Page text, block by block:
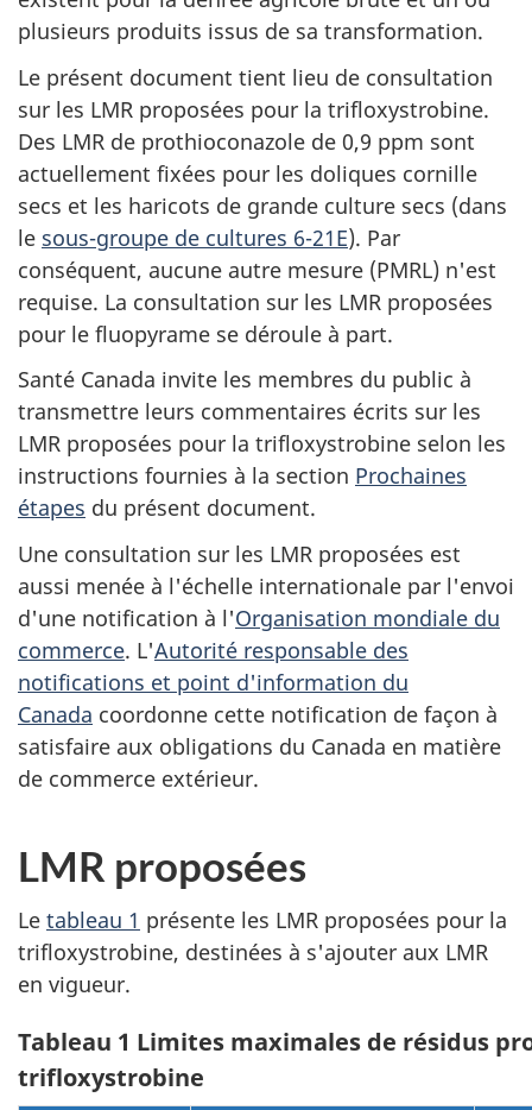
plusieurs produits issus de sa transformation.
Le présent document tient lieu de consultation
sur les LMR proposées pour la trifloxystrobine.
Des LMR de prothioconazole de 0,9 ppm sont
actuellement fixées pour les doliques cornille
secs et les haricots de grande culture secs (dans
le sous-groupe de cultures 6-21E). Par
conséquent, aucune autre mesure (PMRL) n'est
requise. La consultation sur les LMR proposées
pour le fluopyrame se déroule à part.
Santé Canada invite les membres du public à
transmettre leurs commentaires écrits sur les
LMR proposées pour la trifloxystrobine selon les
instructions fournies à la section Prochaines
étapes du présent document.
Une consultation sur les LMR proposées est
aussi menée à l'échelle internationale par l'envoi
d'une notification à l'Organisation mondiale du
commerce. L'Autorité responsable des
notifications et point d'information du
Canada coordonne cette notification de façon à
satisfaire aux obligations du Canada en matière
de commerce extérieur.
LMR proposées
Le tableau 1 présente les LMR proposées pour la
trifloxystrobine, destinées à s'ajouter aux LMR
en vigueur.
Tableau 1 Limites maximales de résidus
trifloxystrobine